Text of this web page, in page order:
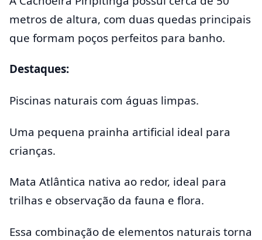
metros de altura, com duas quedas principais
que formam poços perfeitos para banho.
Destaques:
Piscinas naturais com águas limpas.
Uma pequena prainha artificial ideal para
crianças.
Mata Atlântica nativa ao redor, ideal para
trilhas e observação da fauna e flora.
Essa combinação de elementos naturais torna